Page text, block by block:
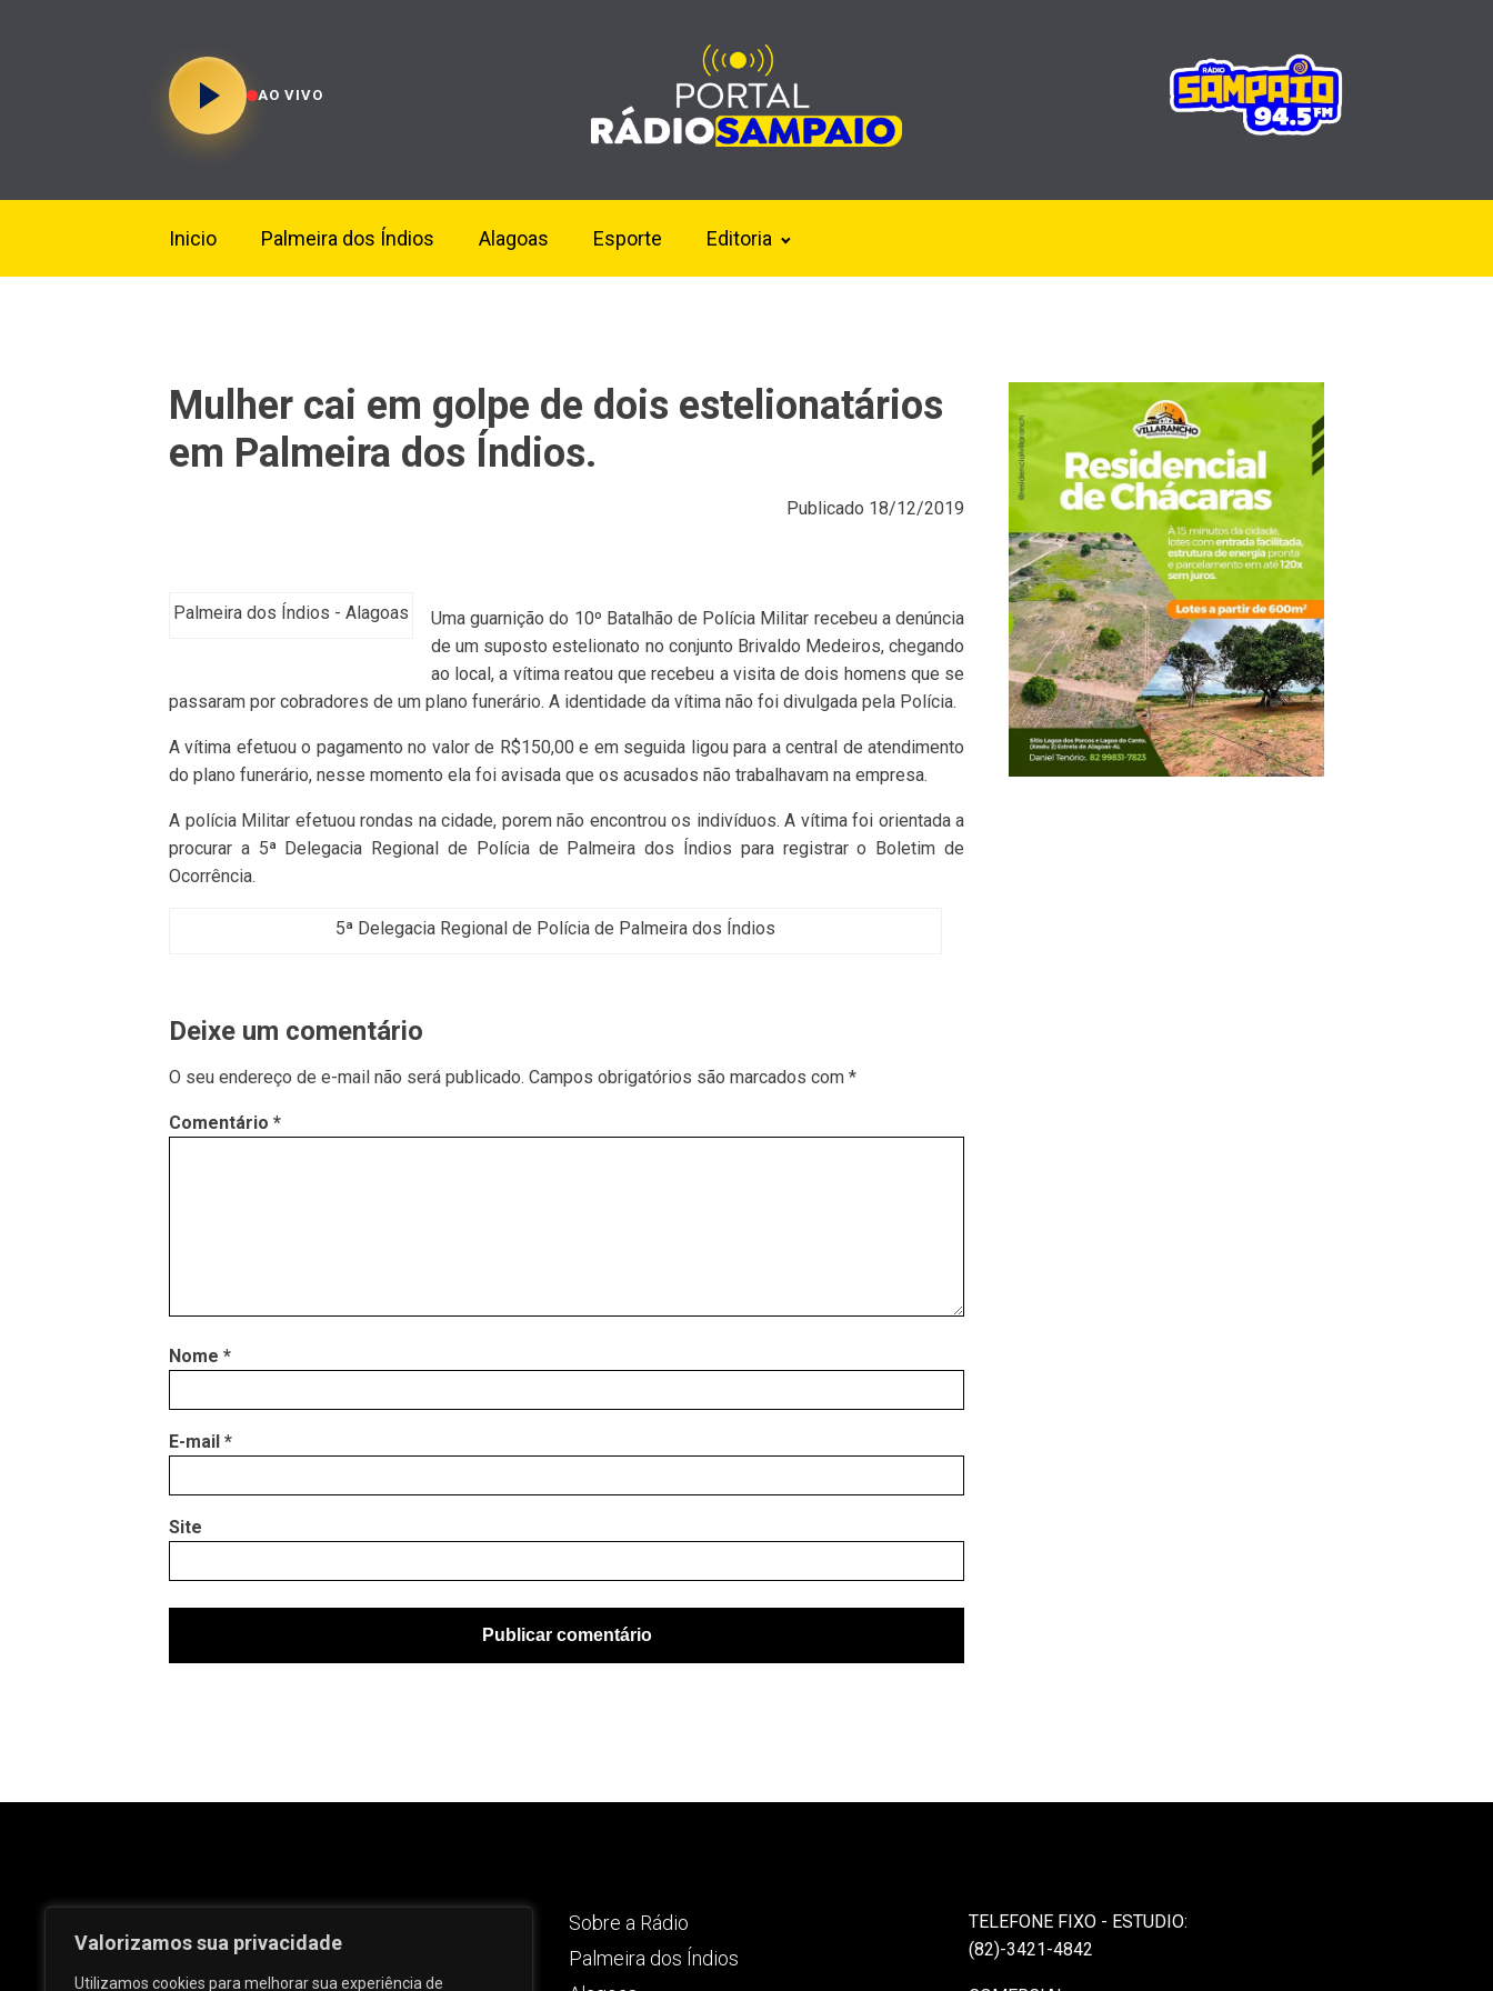
Valorizamos sua privacidade
Utilizamos cookies para melhorar sua experiência de
AO VIVO
Inicio Palmeira dos Índios Alagoas Esporte Editoria
Mulher cai em golpe de dois estelionatários
em Palmeira dos Índios.
Publicado 18/12/2019
Palmeira dos Índios - Alagoas
Uma guarnição do 10º Batalhão de Polícia Militar recebeu a denúncia
de um suposto estelionato no conjunto Brivaldo Medeiros, chegando
ao local, a vítima reatou que recebeu a visita de dois homens que se
passaram por cobradores de um plano funerário. A identidade da vítima não foi divulgada pela Polícia.
A vítima efetuou o pagamento no valor de R$150,00 e em seguida ligou para a central de atendimento
do plano funerário, nesse momento ela foi avisada que os acusados não trabalhavam na empresa.
A polícia Militar efetuou rondas na cidade, porem não encontrou os indivíduos. A vítima foi orientada a
procurar a 5ª Delegacia Regional de Polícia de Palmeira dos Índios para registrar o Boletim de
Ocorrência.
5ª Delegacia Regional de Polícia de Palmeira dos Índios
Deixe um comentário
O seu endereço de e-mail não será publicado. Campos obrigatórios são marcados com *
Comentário *
Nome *
E-mail *
Site
Sobre a Rádio
Palmeira dos Índios
TELEFONE FIXO - ESTUDIO:
(82)-3421-4842